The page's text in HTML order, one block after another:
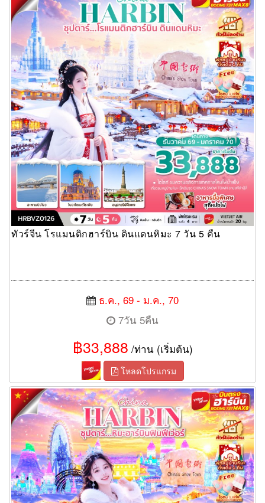
ทัวร์จีน โรแมนติกฮาร์บิน ดินแดนหิมะ 7 วัน 5 คืน
ธ.ค., 69 - ม.ค., 70
7วัน 5คืน
฿33,888 /ท่าน (เริ่มต้น)
โหลดโปรแกรม
ทัวร์ฮาร์บิน หิมะฮาร์บินฟินฟีเว่อร์ 6 วัน 4 คืน